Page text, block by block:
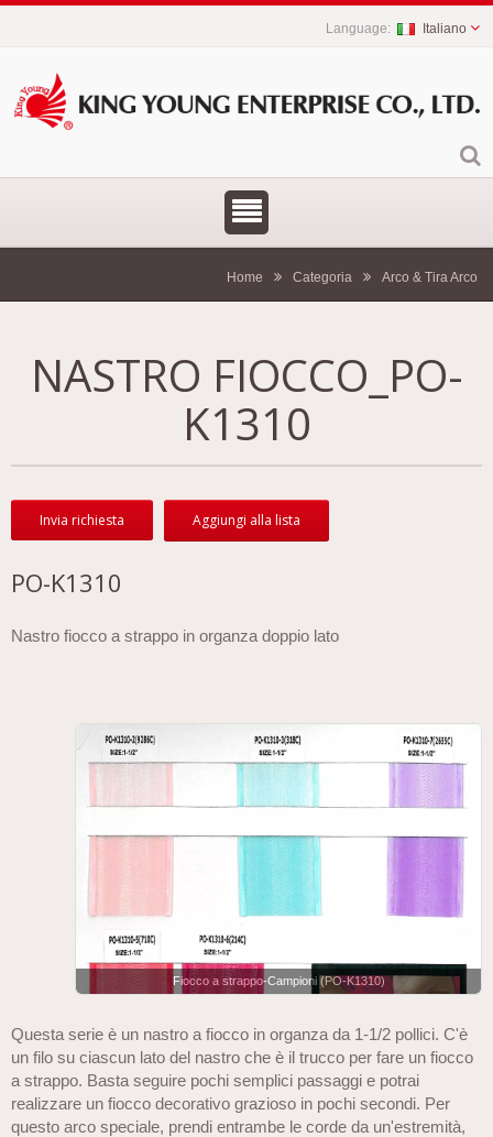
Italiano
Home Categoria Arco & Tira Arco
NASTRO FIOCCO_PO-
K1310
Invia richiesta Aggiungi alla lista
PO-K1310
Nastro fiocco a strappo in organza doppio lato
Fiocco a strappo-Campioni (PO-K1310)
Questa serie è un nastro a fiocco in organza da 1-1/2 pollici. C'è
un filo su ciascun lato del nastro che è il trucco per fare un fiocco
a strappo. Basta seguire pochi semplici passaggi e potrai
realizzare un fiocco decorativo grazioso in pochi secondi. Per
questo arco speciale, prendi entrambe le corde da un'estremità,